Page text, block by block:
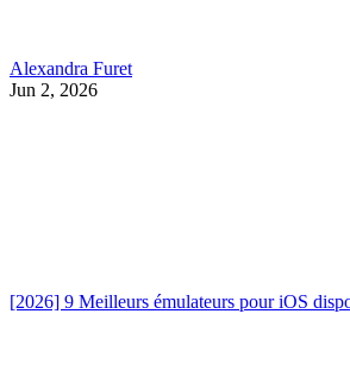
Alexandra Furet
Jun 2, 2026
[2026] 9 Meilleurs émulateurs pour iOS